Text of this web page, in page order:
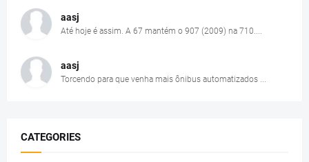
aasj
Até hoje é assim. A 67 mantém o 907 (2009) na 710....
aasj
Torcendo para que venha mais ônibus automatizados ...
CATEGORIES